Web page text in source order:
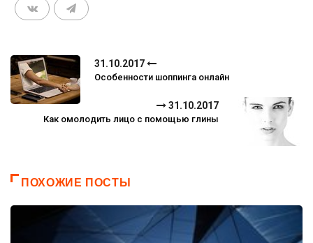
31.10.2017
Особенности шоппинга онлайн
31.10.2017
Как омолодить лицо с помощью глины
ПОХОЖИЕ ПОСТЫ